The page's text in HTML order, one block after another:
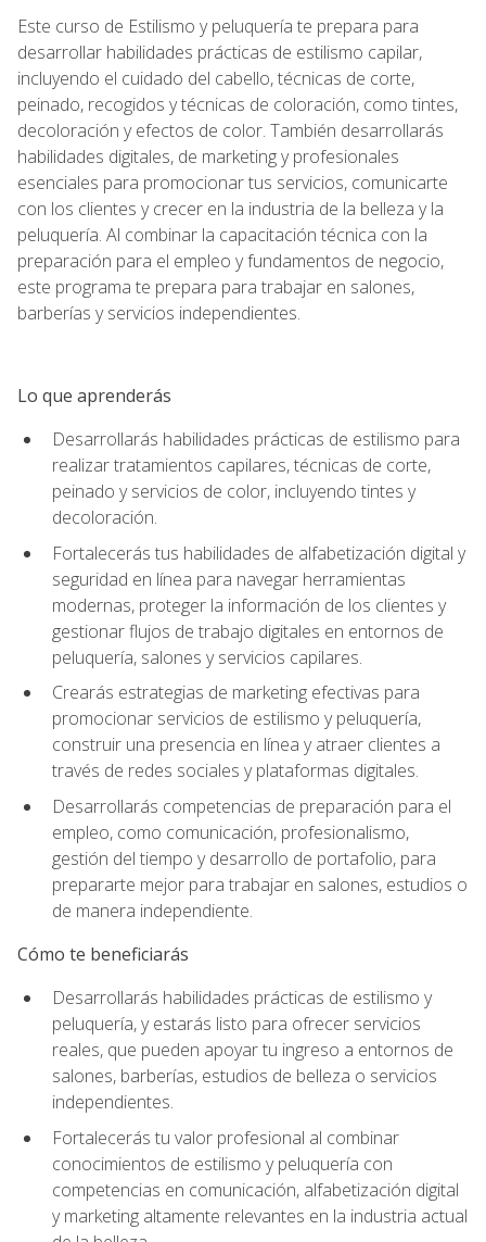
Este curso de Estilismo y peluquería te prepara para
desarrollar habilidades prácticas de estilismo capilar,
incluyendo el cuidado del cabello, técnicas de corte,
peinado, recogidos y técnicas de coloración, como tintes,
decoloración y efectos de color. También desarrollarás
habilidades digitales, de marketing y profesionales
esenciales para promocionar tus servicios, comunicarte
con los clientes y crecer en la industria de la belleza y la
peluquería. Al combinar la capacitación técnica con la
preparación para el empleo y fundamentos de negocio,
este programa te prepara para trabajar en salones,
barberías y servicios independientes.
Lo que aprenderás
Desarrollarás habilidades prácticas de estilismo para
realizar tratamientos capilares, técnicas de corte,
peinado y servicios de color, incluyendo tintes y
decoloración.
Fortalecerás tus habilidades de alfabetización digital y
seguridad en línea para navegar herramientas
modernas, proteger la información de los clientes y
gestionar flujos de trabajo digitales en entornos de
peluquería, salones y servicios capilares.
Crearás estrategias de marketing efectivas para
promocionar servicios de estilismo y peluquería,
construir una presencia en línea y atraer clientes a
través de redes sociales y plataformas digitales.
Desarrollarás competencias de preparación para el
empleo, como comunicación, profesionalismo,
gestión del tiempo y desarrollo de portafolio, para
prepararte mejor para trabajar en salones, estudios o
de manera independiente.
Cómo te beneficiarás
Desarrollarás habilidades prácticas de estilismo y
peluquería, y estarás listo para ofrecer servicios
reales, que pueden apoyar tu ingreso a entornos de
salones, barberías, estudios de belleza o servicios
independientes.
Fortalecerás tu valor profesional al combinar
conocimientos de estilismo y peluquería con
competencias en comunicación, alfabetización digital
y marketing altamente relevantes en la industria actual